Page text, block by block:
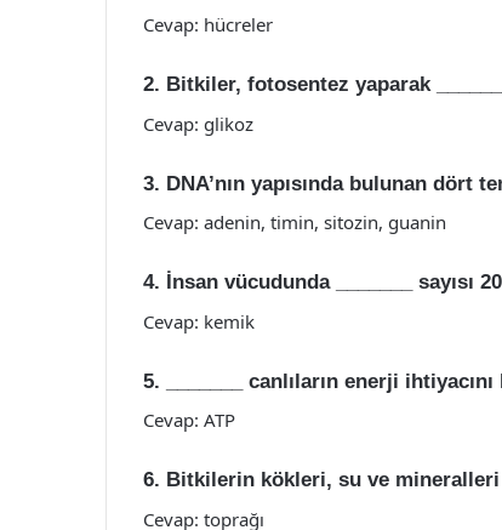
Cevap: hücreler
2. Bitkiler, fotosentez yaparak
Cevap: glikoz
3. DNA’nın yapısında bulunan dört
Cevap: adenin, timin, sitozin, guanin
4. İnsan vücudunda _______ sayısı
Cevap: kemik
5. _______ canlıların enerji
Cevap: ATP
6. Bitkilerin kökleri, su ve mineralleri
Cevap: toprağı